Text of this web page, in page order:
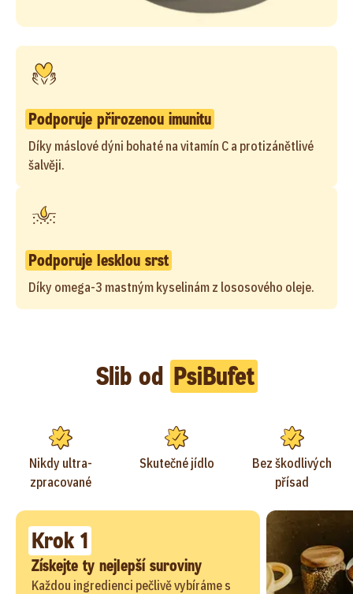
Podporuje přirozenou imunitu
Díky máslové dýni bohaté na vitamín C a protizánětlivé
šalvěji.
Podporuje lesklou srst
Díky omega-3 mastným kyselinám z lososového oleje.
Slib od PsiBufet
Nikdy ultra-
zpracované
Skutečné jídlo
Bez škodlivých
přísad
Krok 1
Získejte ty nejlepší suroviny
Každou ingredienci pečlivě vybíráme s